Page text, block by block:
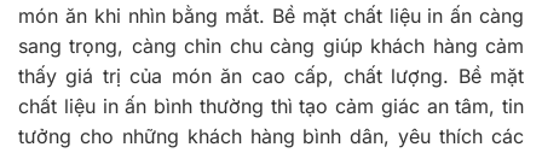
món ăn khi nhìn bằng mắt. Bề mặt chất liệu in ấn càng
sang trọng, càng chỉn chu càng giúp khách hàng cảm
thấy giá trị của món ăn cao cấp, chất lượng. Bề mặt
chất liệu in ấn bình thường thì tạo cảm giác an tâm, tin
tưởng cho những khách hàng bình dân, yêu thích các